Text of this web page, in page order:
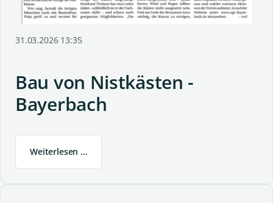
31.03.2026 13:35
Bau von Nistkästen -
Bayerbach
Weiterlesen …